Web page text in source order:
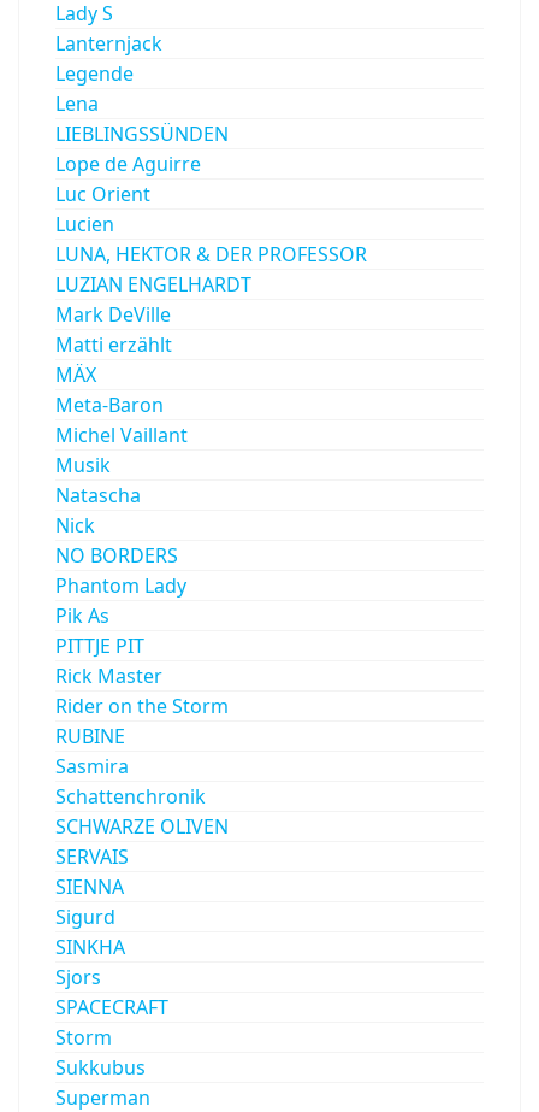
Lady S
Lanternjack
Legende
Lena
LIEBLINGSSÜNDEN
Lope de Aguirre
Luc Orient
Lucien
LUNA, HEKTOR & DER PROFESSOR
LUZIAN ENGELHARDT
Mark DeVille
Matti erzählt
MÄX
Meta-Baron
Michel Vaillant
Musik
Natascha
Nick
NO BORDERS
Phantom Lady
Pik As
PITTJE PIT
Rick Master
Rider on the Storm
RUBINE
Sasmira
Schattenchronik
SCHWARZE OLIVEN
SERVAIS
SIENNA
Sigurd
SINKHA
Sjors
SPACECRAFT
Storm
Sukkubus
Superman